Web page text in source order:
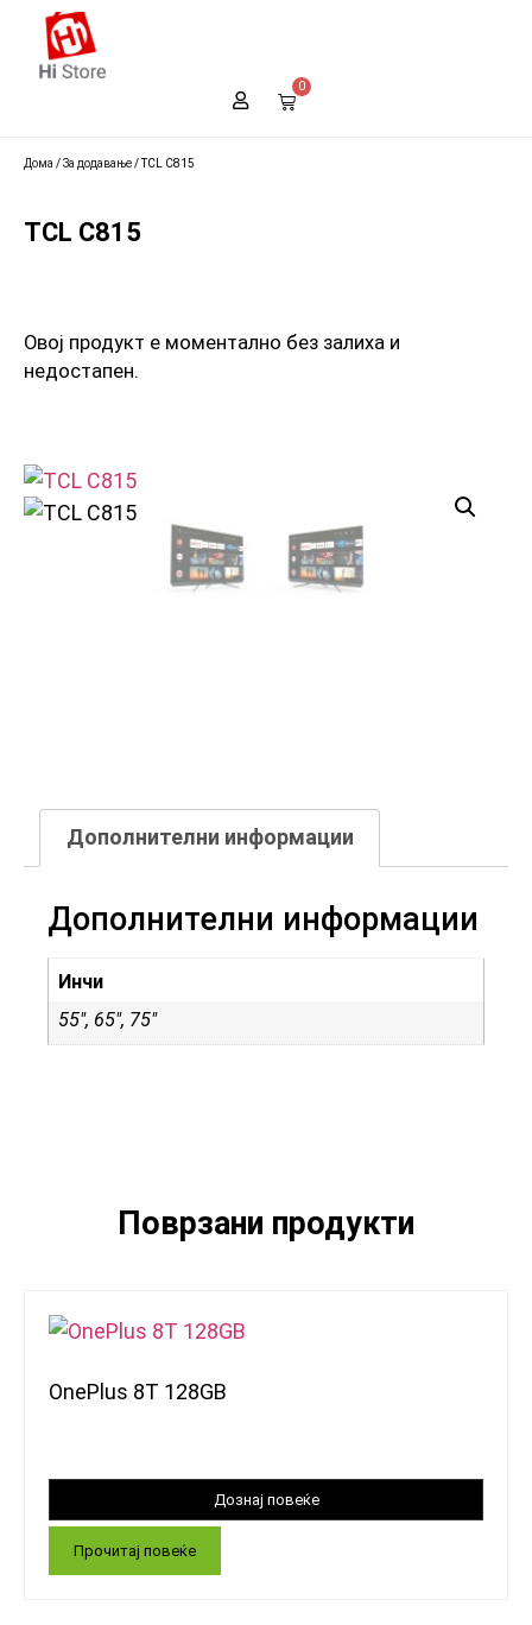
0
Дома /За додавање/ TCL C815
TCL C815
Овој продукт е моментално без залиха и
недостапен.
Дополнителни информации
Дополнителни информации
Инчи
55", 65", 75"
Поврзани продукти
OnePlus 8T 128GB
Прочитај повеќе